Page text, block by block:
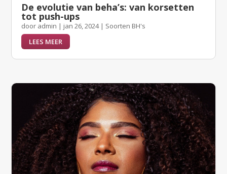
De evolutie van beha’s: van korsetten
tot push-ups
door admin | jan 26, 2024| Soorten BH's
LEES MEER